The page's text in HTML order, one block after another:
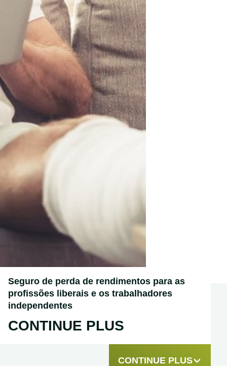
Seguro de perda de rendimentos para as
profissões liberais e os trabalhadores
independentes
CONTINUE PLUS
CONTINUE PLUS